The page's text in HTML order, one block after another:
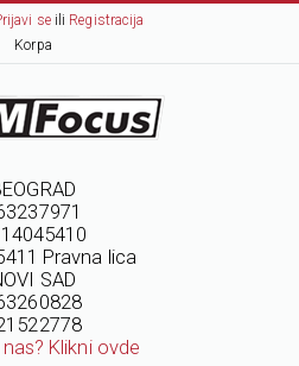
seili Registracija
Korpa
Pravna lica
SAD
Klikni ovde